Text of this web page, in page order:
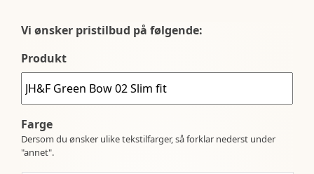
Vi ønsker pristilbud på følgende:
Produkt
Farge
Dersom du ønsker ulike tekstilfarger, så forklar nederst under
"annet".